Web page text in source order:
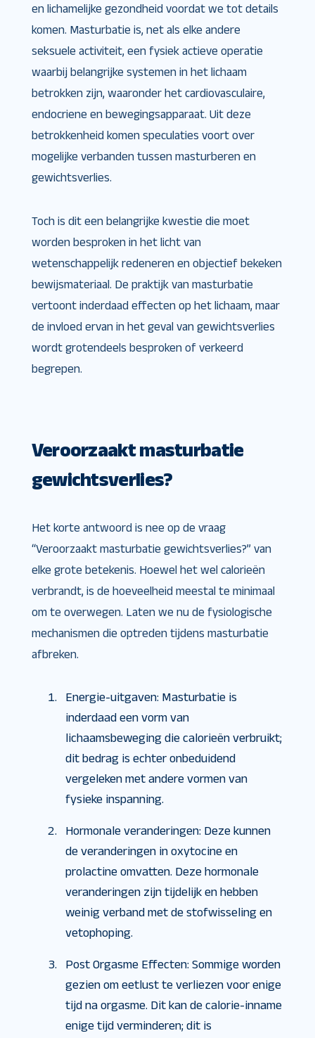
en lichamelijke gezondheid voordat we tot details
komen. Masturbatie is, net als elke andere
seksuele activiteit, een fysiek actieve operatie
waarbij belangrijke systemen in het lichaam
betrokken zijn, waaronder het cardiovasculaire,
endocriene en bewegingsapparaat. Uit deze
betrokkenheid komen speculaties voort over
mogelijke verbanden tussen masturberen en
gewichtsverlies.
Toch is dit een belangrijke kwestie die moet
worden besproken in het licht van
wetenschappelijk redeneren en objectief bekeken
bewijsmateriaal. De praktijk van masturbatie
vertoont inderdaad effecten op het lichaam, maar
de invloed ervan in het geval van gewichtsverlies
wordt grotendeels besproken of verkeerd
begrepen.
Veroorzaakt masturbatie
gewichtsverlies?
Het korte antwoord is nee op de vraag
“Veroorzaakt masturbatie gewichtsverlies?” van
elke grote betekenis. Hoewel het wel calorieën
verbrandt, is de hoeveelheid meestal te minimaal
om te overwegen. Laten we nu de fysiologische
mechanismen die optreden tijdens masturbatie
afbreken.
Energie-uitgaven: Masturbatie is
inderdaad een vorm van
lichaamsbeweging die calorieën verbruikt;
dit bedrag is echter onbeduidend
vergeleken met andere vormen van
fysieke inspanning.
Hormonale veranderingen: Deze kunnen
de veranderingen in oxytocine en
prolactine omvatten. Deze hormonale
veranderingen zijn tijdelijk en hebben
weinig verband met de stofwisseling en
vetophoping.
Post Orgasme Effecten: Sommige worden
gezien om eetlust te verliezen voor enige
tijd na orgasme. Dit kan de calorie-inname
enige tijd verminderen; dit is